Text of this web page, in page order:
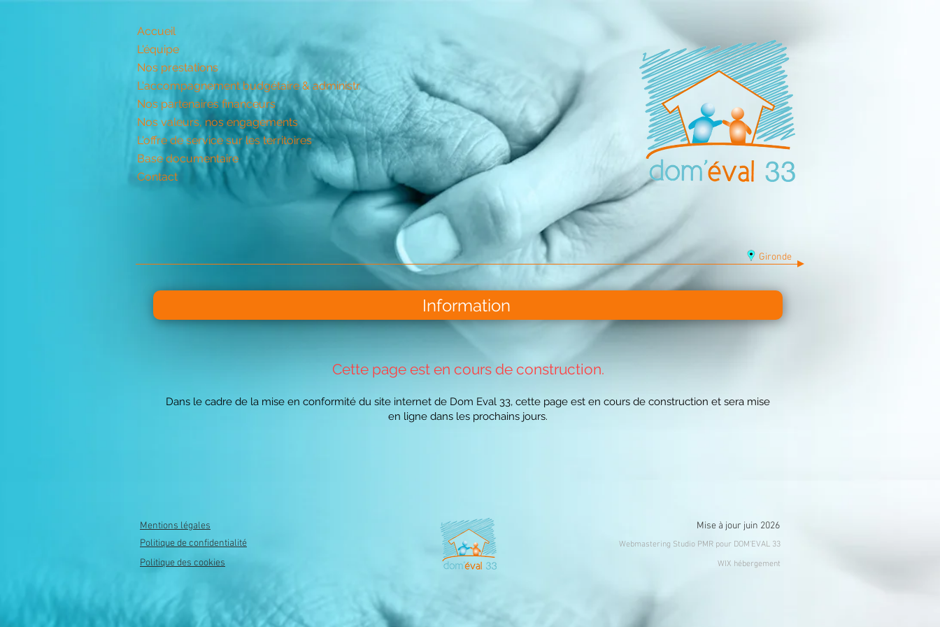
Accueil
L'équipe
Nos prestations
L'accompagnement budgétaire & administr.
Nos partenaires financeurs
Nos valeurs, nos engagements
L'offre de service sur les territoires
Base documentaire
Contact
Gironde
Information
Cette page est en cours de construction.
Dans le cadre de la mise en conformité du site internet de Dom Eval 33, cette page est en cours de construction et sera mise
en ligne dans les prochains jours.
Webmastering Studio PMR pour DOM'EVAL 33
Mentions légales Mise à jour juin 2026
WIX hébergement
Politique de confidentialité
Politique des cookies